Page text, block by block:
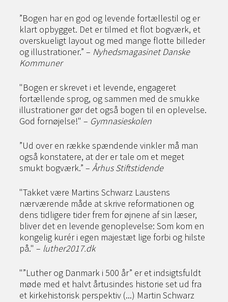
”Bogen har en god og levende fortællestil og er
klart opbygget. Det er tilmed et flot bogværk, et
overskueligt layout og med mange flotte billeder
og illustrationer.” – Nyhedsmagasinet Danske
Kommuner
"Bogen er skrevet i et levende, engageret
fortællende sprog, og sammen med de smukke
illustrationer gør det også bogen til en oplevelse.
God fornøjelse!" – Gymnasieskolen
”Ud over en række spændende vinkler må man
også konstatere, at der er tale om et meget
smukt bogværk.” – Århus Stiftstidende
"Takket være Martins Schwarz Laustens
nærværende måde at skrive reformationen og
dens tidligere tider frem for øjnene af sin læser,
bliver det en levende genoplevelse: Som kom en
kongelig kurér i egen majestæt lige forbi og hilste
på." – luther2017.dk
"”Luther og Danmark i 500 år” er et indsigtsfuldt
møde med et halvt årtusindes historie set ud fra
et kirkehistorisk perspektiv (...) Martin Schwarz